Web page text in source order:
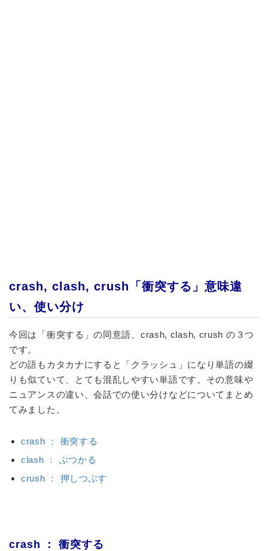
crash, clash, crush「衝突する」意味違
い、使い分け
今回は「衝突する」の同意語、 crash, clash, crush の３つ
です。
どの語もカタカナにすると「クラッシュ」になり単語の綴
りも似ていて、とても混乱しやすい単語です。その意味や
ニュアンスの違い、会話での使い分けなどについてまとめ
てみました。
crash ： 衝突する
clash ： ぶつかる
crush ： 押しつぶす
crash ： 衝突する